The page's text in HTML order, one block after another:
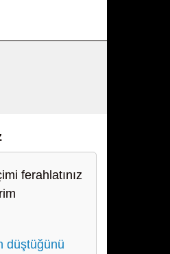
ferahlatınız
düştüğünü